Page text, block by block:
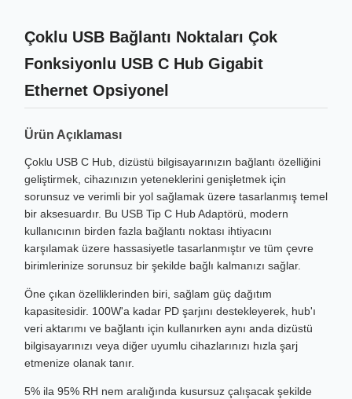
Çoklu USB Bağlantı Noktaları Çok
Fonksiyonlu USB C Hub Gigabit
Ethernet Opsiyonel
Ürün Açıklaması
Çoklu USB C Hub, dizüstü bilgisayarınızın bağlantı özelliğini
geliştirmek, cihazınızın yeteneklerini genişletmek için
sorunsuz ve verimli bir yol sağlamak üzere tasarlanmış temel
bir aksesuardır. Bu USB Tip C Hub Adaptörü, modern
kullanıcının birden fazla bağlantı noktası ihtiyacını
karşılamak üzere hassasiyetle tasarlanmıştır ve tüm çevre
birimlerinize sorunsuz bir şekilde bağlı kalmanızı sağlar.
Öne çıkan özelliklerinden biri, sağlam güç dağıtım
kapasitesidir. 100W'a kadar PD şarjını destekleyerek, hub'ı
veri aktarımı ve bağlantı için kullanırken aynı anda dizüstü
bilgisayarınızı veya diğer uyumlu cihazlarınızı hızla şarj
etmenize olanak tanır.
5% ila 95% RH nem aralığında kusursuz çalışacak şekilde